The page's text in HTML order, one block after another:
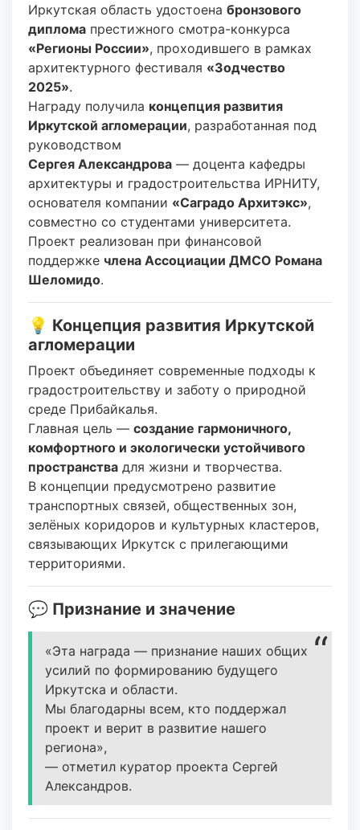
Иркутская область удостоена бронзового
диплома престижного смотра-конкурса
«Регионы России», проходившего в рамках
архитектурного фестиваля «Зодчество
2025».
Награду получила концепция развития
Иркутской агломерации, разработанная под
руководством
Сергея Александрова — доцента кафедры
архитектуры и градостроительства ИРНИТУ,
основателя компании «Саградо Архитэкс»,
совместно со студентами университета.
Проект реализован при финансовой
поддержке члена Ассоциации ДМСО Романа
Шеломидо.
💡 Концепция развития Иркутской
агломерации
Проект объединяет современные подходы к
градостроительству и заботу о природной
среде Прибайкалья.
Главная цель — создание гармоничного,
комфортного и экологически устойчивого
пространства для жизни и творчества.
В концепции предусмотрено развитие
транспортных связей, общественных зон,
зелёных коридоров и культурных кластеров,
связывающих Иркутск с прилегающими
территориями.
💬 Признание и значение
«Эта награда — признание наших общих
усилий по формированию будущего
Иркутска и области.
Мы благодарны всем, кто поддержал
проект и верит в развитие нашего
региона»,
— отметил куратор проекта Сергей
Александров.